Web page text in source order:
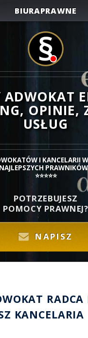
ADWOKAT
OPINIE,
USŁUG
I KANCELARII
⭐⭐⭐⭐⭐
POTRZEBUJESZ
POMOCY PRAWNEJ?
NAPISZ
BIURAPRAWNE